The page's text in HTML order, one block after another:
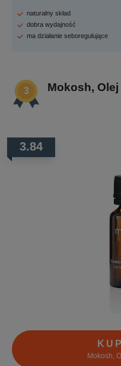
naturalny skład
dobra wydajność
ma działanie seboregulujące
Mokosh,
3.84
Mokosh,